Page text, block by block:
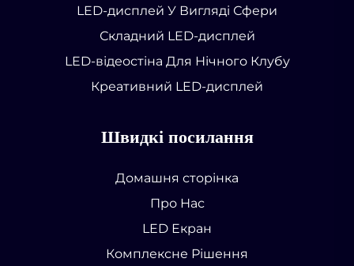
LED-дисплей У Вигляді Сфери
Складний LED-дисплей
LED-відеостіна Для Нічного Клубу
Креативний LED-дисплей
Швидкі посилання
Домашня сторінка
Про Нас
LED Екран
Комплексне Рішення